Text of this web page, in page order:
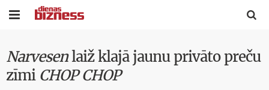
 
Narvesenlaiž klajā jaunu privāto preču
zīmi CHOP CHOP